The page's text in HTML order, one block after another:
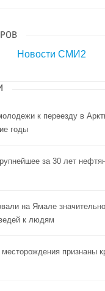
Новости СМИ2
к переезду в
годы
за 30 лет
на Ямале
к людям
признаны